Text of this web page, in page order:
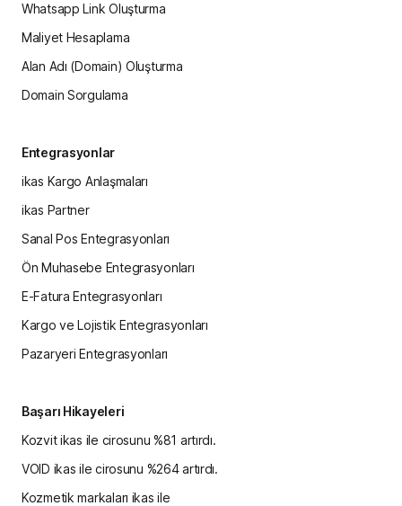
Entegrasyonlar
ikas Kargo Anlaşmaları
ikas Partner
Sanal Pos Entegrasyonları
Ön Muhasebe Entegrasyonları
E-Fatura Entegrasyonları
Kargo ve Lojistik Entegrasyonları
Pazaryeri Entegrasyonları
Whatsapp Link Oluşturma
Maliyet Hesaplama
Alan Adı (Domain) Oluşturma
Domain Sorgulama
Başarı Hikayeleri
Kozvit ikas ile cirosunu %81 artırdı.
VOID ikas ile cirosunu %264 artırdı.
Kozmetik markaları ikas ile